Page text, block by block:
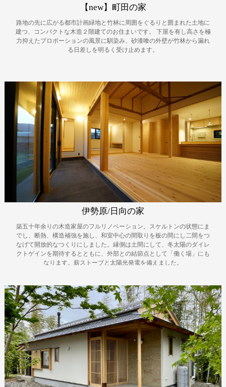
【new】町田の家
路地の先に広がる都市計画緑地と竹林に周囲をぐるりと囲まれた土地に
建つ、コンパクトな木造２階建てのお住まいです。
下屋を有し高さを極
力抑えたプロポーションの風景に馴染み、砂漆喰の外壁が竹林から漏れ
る日差しを明るく受け止めます。
伊勢原/日向の家
築五十年余りの木造家屋のフルリノベーション。スケルトンの状態にま
でし、断熱、構造補強を施し、和室中心の間取りを板の間にし二間をつ
なげて開放的なつくりにしました。縁側は土間にして、冬太陽のダイレ
クトゲインを期待するとともに、外部との結節点として「働く場」にも
なります。薪ストーブと太陽光発電を備えました。